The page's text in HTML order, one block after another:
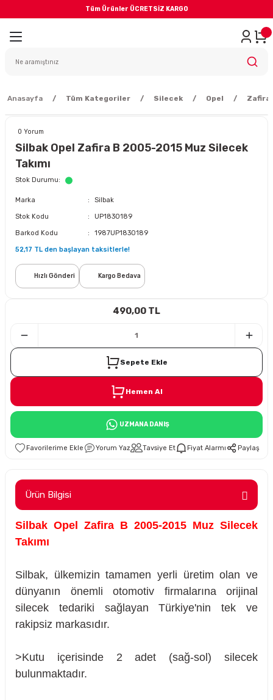
Tüm Ürünler ÜCRETSİZ KARGO
Geri Dön
Sistemi
Anasayfa Tüm Kategoriler Silecek Opel Zafira
0 Yorum
Silbak Opel Zafira B 2005-2015 Muz Silecek
Takımı
Stok Durumu
Marka Silbak
Stok Kodu UP1830189
Barkod Kodu 1987UP1830189
52,17 TL den başlayan taksitlerle!
Hızlı Gönderi Kargo Bedava
490,00 TL
Sepete Ekle
Hemen Al
UZMANA DANIŞ
Yorum Yaz Tavsiye Et Fiyat Alarmı Paylaş
Ürün Bilgisi
Silbak Opel Zafira B 2005-2015 Muz Silecek
Takımı
Silbak, ülkemizin tamamen yerli üretim olan ve
dünyanın önemli otomotiv firmalarına orijinal
silecek tedariki sağlayan Türkiye'nin tek ve
rakipsiz markasıdır.
>Kutu içerisinde 2 adet (sağ-sol) silecek
bulunmaktadır.